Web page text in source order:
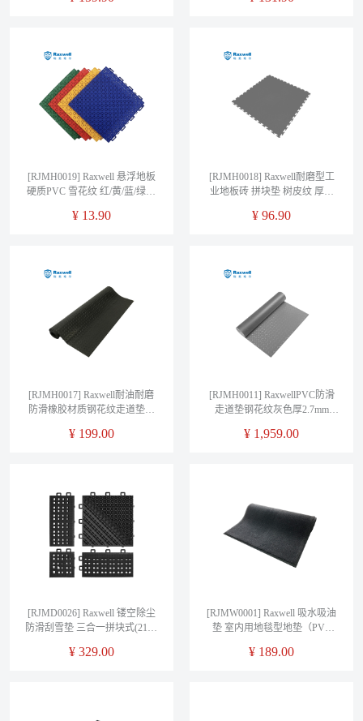
0.6m*0.9m*12mm(宽x长x厚）
[RJMH0019] Raxwell 悬浮地板
硬质PVC 雪花纹 红/黄/蓝/绿色
¥ 13.90
[RJMH0018] Raxwell耐磨型工
业地板砖 拼块垫 树皮纹 厚度
¥96.90
[RJMH0017] Raxwell耐油耐磨
防滑橡胶材质钢花纹走道垫黑
不截断）
¥ 199.00
[RJMH0011] RaxwellPVC防滑
走道垫钢花纹灰色厚2.7mm
¥ 1,959.00
[RJMD0026] Raxwell 镂空除尘
防滑刮雪垫 三合一拼块式(21片
单位：套
¥ 329.00
[RJMW0001] Raxwell 吸水吸油
垫 室内用地毯型地垫（PVC
位：片
¥ 189.00